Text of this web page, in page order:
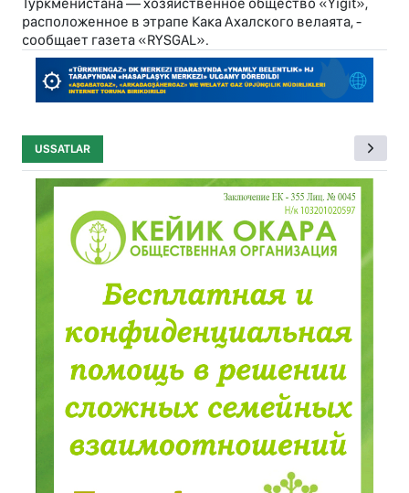
расположенное в этрапе Кака Ахалского велаята, -
сообщает газета «RYSGAL».
USSATLAR